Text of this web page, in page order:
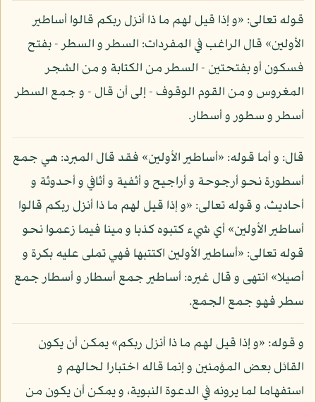
قوله تعالى: «و إذا قيل لهم ما ذا أنزل ربكم قالوا أساطير
الأولين» قال الراغب في المفردات: السطر و السطر - بفتح
فسكون أو بفتحتين - السطر من الكتابة و من الشجر
المغروس و من القوم الوقوف - إلى أن قال - و جمع السطر
أسطر و سطور و أسطار.
قال: و أما قوله: «أساطير الأولين» فقد قال المبرد: هي جمع
أسطورة نحو أرجوحة و أراجيح و أثفية و أثافي و أحدوثة و
أحاديث، و قوله تعالى: «و إذا قيل لهم ما ذا أنزل ربكم قالوا
أساطير الأولين» أي شيء كتبوه كذبا و مينا فيما زعموا نحو
قوله تعالى: «أساطير الأولين اكتتبها فهي تملى عليه بكرة و
أصيلا» انتهى و قال غيره: أساطير جمع أسطار و أسطار جمع
سطر فهو جمع الجمع.
و قوله: «و إذا قيل لهم ما ذا أنزل ربكم» يمكن أن يكون
القائل بعض المؤمنين و إنما قاله اختبارا لحالهم و
استفهاما لما يرونه في الدعوة النبوية، و يمكن أن يكون من